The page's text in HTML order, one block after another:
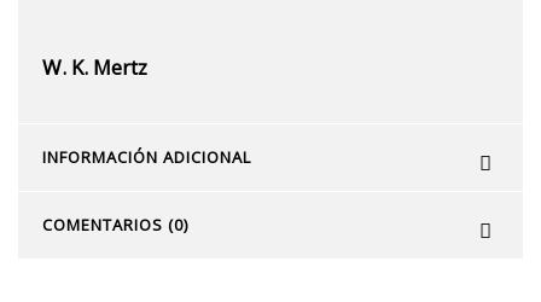
W. K. Mertz
INFORMACIÓN ADICIONAL
COMENTARIOS (0)